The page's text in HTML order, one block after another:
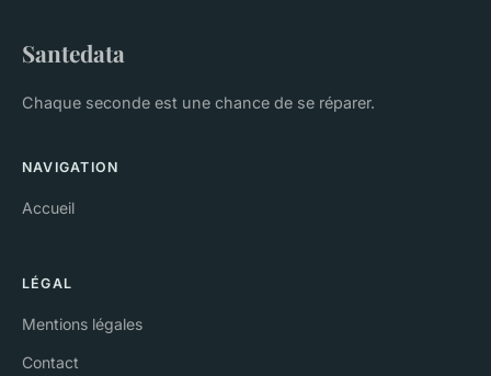
Santedata
Chaque seconde est une chance de se réparer.
NAVIGATION
Accueil
LÉGAL
Mentions légales
Contact